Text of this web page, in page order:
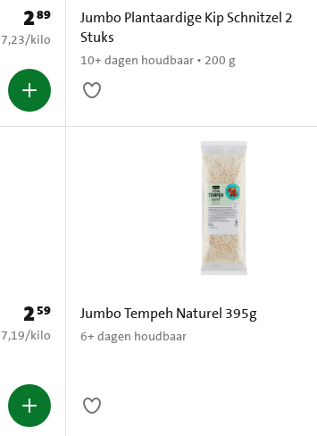
Prijs: € 2,89
289
€ 7,23 per kilo
7,23/kilo
Jumbo Plantaardige Kip Schnitzel 2
Stuks
10+ dagen houdbaar • 200 g
Prijs: € 2,59
259
€ 7,19 per kilo
7,19/kilo
Jumbo Tempeh Naturel 395g
6+ dagen houdbaar